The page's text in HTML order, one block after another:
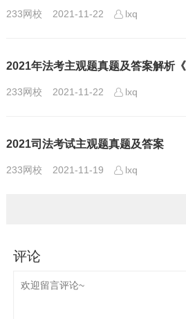
233网校 2021-11-22 lxq
2021年法考主观题真题及答案解析《
233网校 2021-11-22 lxq
2021司法考试主观题真题及答案
233网校 2021-11-19 lxq